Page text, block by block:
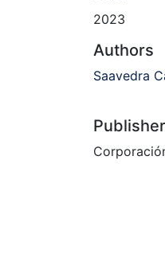
2023
Authors
Saavedra
Publisher